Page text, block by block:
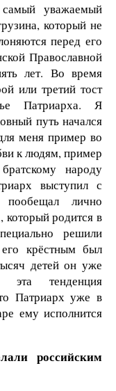
уважаемый
который не
перед его
Православной
лет. Во время
или третий тост
Патриарха. Я
путь начался
меня пример во
к людям, пример
народу
выступил с
пообещал лично
который родится в
решили
крёстным был
детей он уже
тенденция
Патриарх уже в
ему исполнится
российским